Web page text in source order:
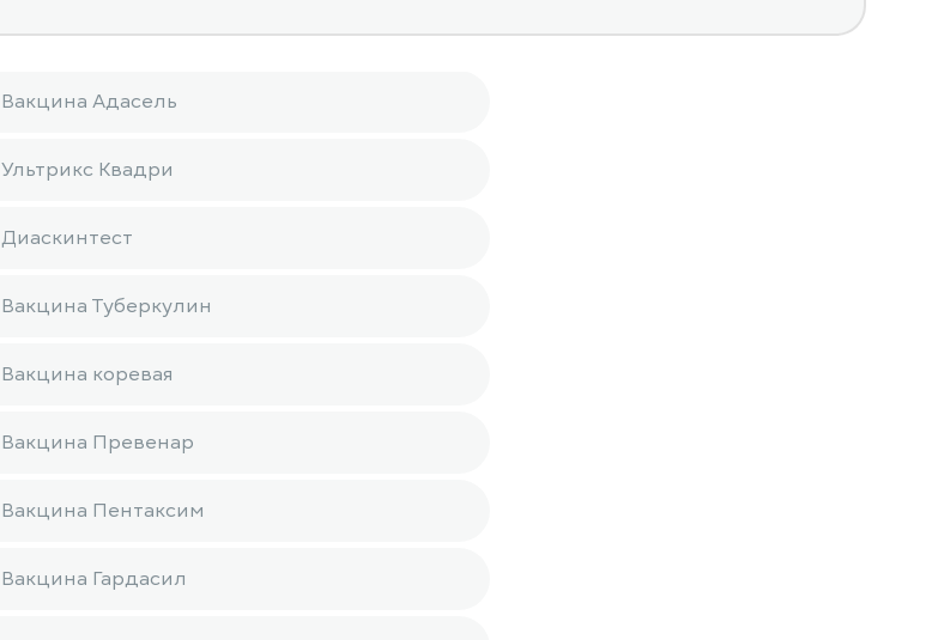
Вакцина Адасель
Ультрикс Квадри
Диаскинтест
Вакцина Туберкулин
Вакцина коревая
Вакцина Превенар
Вакцина Пентаксим
Вакцина Гардасил